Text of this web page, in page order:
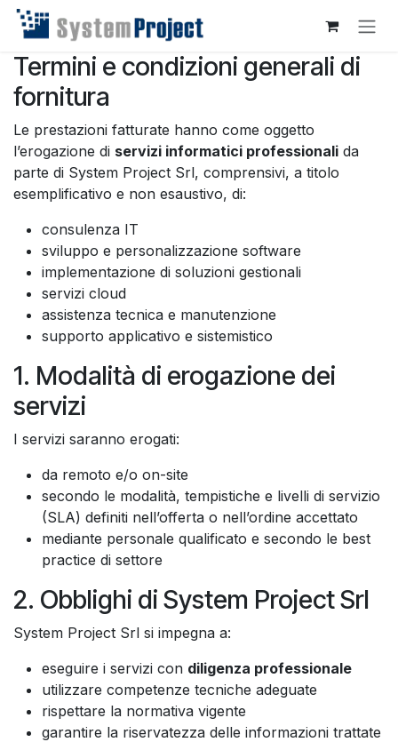
Passa al contenuto
Termini e condizioni generali di
fornitura
Le prestazioni fatturate hanno come oggetto
l’erogazione di servizi informatici professionali da
parte di System Project Srl, comprensivi, a titolo
esemplificativo e non esaustivo, di:
consulenza IT
sviluppo e personalizzazione software
implementazione di soluzioni gestionali
servizi cloud
assistenza tecnica e manutenzione
supporto applicativo e sistemistico
1. Modalità di erogazione dei
servizi
I servizi saranno erogati:
da remoto e/o on-site
secondo le modalità, tempistiche e livelli di servizio
(SLA) definiti nell’offerta o nell’ordine accettato
mediante personale qualificato e secondo le best
practice di settore
2. Obblighi di System Project Srl
System Project Srl si impegna a:
eseguire i servizi con diligenza professionale
utilizzare competenze tecniche adeguate
rispettare la normativa vigente
garantire la riservatezza delle informazioni trattate